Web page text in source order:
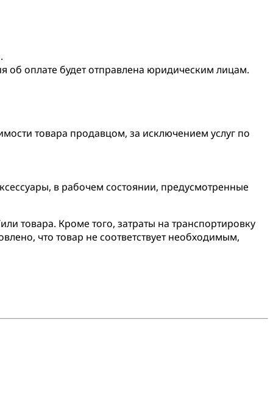
об оплате будет отправлена юридическим лицам.
товара продавцом, за исключением услуг по
в рабочем состоянии, предусмотренные
товара. Кроме того, затраты на транспортировку
что товар не соответствует необходимым,